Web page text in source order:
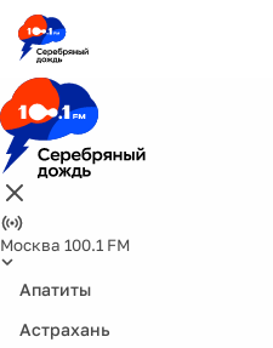
Москва 100.1 FM
Апатиты
Астрахань